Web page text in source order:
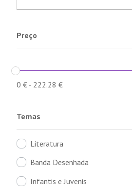
Preço
0 €- 222.28 €
Temas
Literatura
Banda Desenhada
Infantis e Juvenis